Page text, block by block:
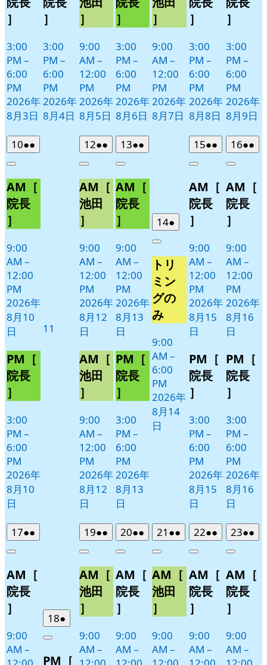
］
3:00
PM –
6:00
PM
2026年
8月3日
］
3:00
PM –
6:00
PM
2026年
8月4日
］
9:00
AM –
12:00
PM
2026年
8月5日
］
3:00
PM –
6:00
PM
2026年
8月6日
］
9:00
AM –
12:00
PM
2026年
8月7日
］
3:00
PM –
6:00
PM
2026年
8月8日
］
3:00
PM –
6:00
PM
2026年
8月9日
102026
年
月
10
日
●●
件
イ
ト)
Close
AM［
院長
］
9:00
AM –
12:00
PM
2026年
8月10
日
PM［
院長
］
3:00
PM –
6:00
PM
2026年
8月10
日
11
122026
年
月
12
日
●●
件
イ
ベ
ト)
Close
AM［
池田
］
9:00
AM –
12:00
PM
2026年
8月12
日
AM［
池田
］
9:00
AM –
12:00
PM
2026年
8月12
日
132026
年
月
13
日
●●
件
イ
ン
ト)
Close
AM［
院長
］
9:00
AM –
12:00
PM
2026年
8月13
日
PM［
院長
］
3:00
PM –
6:00
PM
2026年
8月13
日
142026
年
月
14
日
●
件
ベ
ン
ト)
Close
トリ
ミン
グの
み
9:00
AM –
6:00
PM
2026年
8月14
日
152026
年
月
15
日
●●
件
イ
ベ
ト)
Close
AM［
院長
］
9:00
AM –
12:00
PM
2026年
8月15
日
PM［
院長
］
3:00
PM –
6:00
PM
2026年
8月15
日
162026
年
月
16
日
●●
件
イ
Close
AM［
院長
］
9:00
AM –
12:00
PM
2026年
8月16
日
PM［
院長
］
3:00
PM –
6:00
PM
2026年
8月16
日
172026
年
月
17
日
●●
件
イ
Close
AM［
院長
］
9:00
AM –
182026
年
月
●
件
イ
Close
PM［
192026
年
月
19
日
●●
件
イ
ベ
ト)
Close
AM［
池田
］
9:00
AM –
202026
年
月
20
日
●●
件
イ
ベ
ト)
Close
AM［
院長
］
9:00
AM –
21 2026
年
月
21
日
●●
件
イ
ベ
ト)
Close
AM［
池田
］
9:00
AM –
222026
年
月
22
日
●●
件
イ
ベ
ト)
Close
AM［
院長
］
9:00
AM –
232026
年
月
23
日
●●
件
イ
Close
AM［
院長
］
9:00
AM –